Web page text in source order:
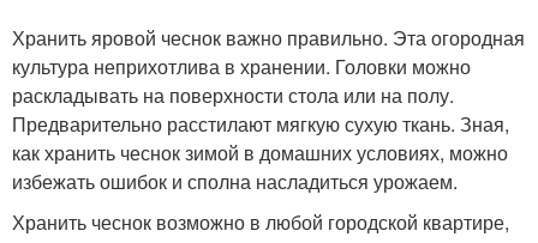
Хранить яровой чеснок важно правильно. Эта огородная
культура неприхотлива в хранении. Головки можно
раскладывать на поверхности стола или на полу.
Предварительно расстилают мягкую сухую ткань. Зная,
как хранить чеснок зимой в домашних условиях, можно
избежать ошибок и сполна насладиться урожаем.
Хранить чеснок возможно в любой городской квартире,